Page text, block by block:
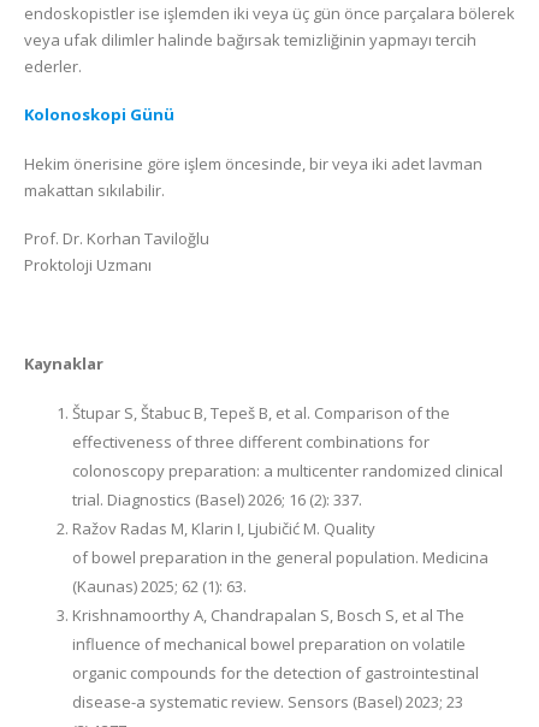
endoskopistler ise işlemden iki veya üç gün önce parçalara bölerek
veya ufak dilimler halinde bağırsak temizliğinin yapmayı tercih
ederler.
Kolonoskopi Günü
Hekim önerisine göre işlem öncesinde, bir veya iki adet lavman
makattan sıkılabilir.
Prof. Dr. Korhan Taviloğlu
Proktoloji Uzmanı
Kaynaklar
Štupar S, Štabuc B, Tepeš B, et al. Comparison of the
effectiveness of three different combinations for
colonoscopy preparation: a multicenter randomized clinical
trial. Diagnostics (Basel) 2026; 16 (2): 337.
Ražov Radas M, Klarin I, Ljubičić M. Quality
of bowel preparation in the general population. Medicina
(Kaunas) 2025; 62 (1): 63.
Krishnamoorthy A, Chandrapalan S, Bosch S, et al The
influence of mechanical bowel preparation on volatile
organic compounds for the detection of gastrointestinal
disease-a systematic review. Sensors (Basel) 2023; 23